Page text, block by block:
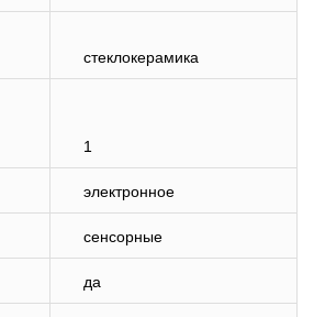
стеклокерамика
1
электронное
сенсорные
да